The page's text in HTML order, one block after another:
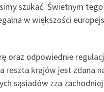
szukać. Świetnym tego
w większości
oraz odpowiednie
reszta krajów jest zdana
sąsiadów zza